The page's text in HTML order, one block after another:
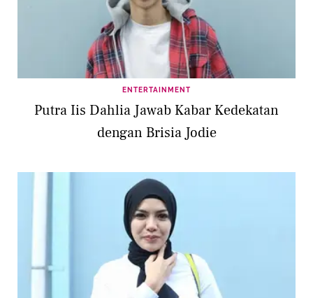
ENTERTAINMENT
Putra Iis Dahlia Jawab Kabar Kedekatan
dengan Brisia Jodie